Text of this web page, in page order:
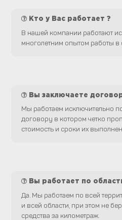
Кто у Вас работает ?
В нашей компании работают
многолетним опытом работы
Вы заключаете
Мы работаем исключительно
договору в котором четко
стоимость и сроки их
Вы работает по
Да. Мы работаем по всей
и всей области, при этом не
средства за километраж.